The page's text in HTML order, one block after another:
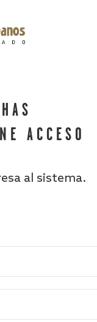
ACCESO
al sistema.